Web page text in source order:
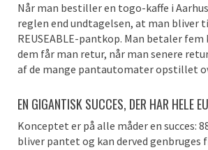
Når man bestiller en togo-kaffe i
reglen end undtagelsen, at man bliver
REUSEABLE-pantkop. Man betaler
dem får man retur, når man senere
af de mange pantautomater opstillet
EN GIGANTISK SUCCES, DER HAR HELE
Konceptet er på alle måder en succes:
bliver pantet og kan derved genbruges